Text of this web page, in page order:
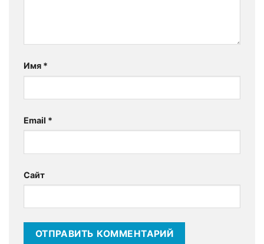
Имя *
Email *
Сайт